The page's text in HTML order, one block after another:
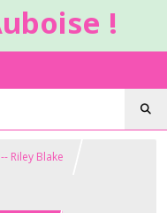
!
Riley Blake